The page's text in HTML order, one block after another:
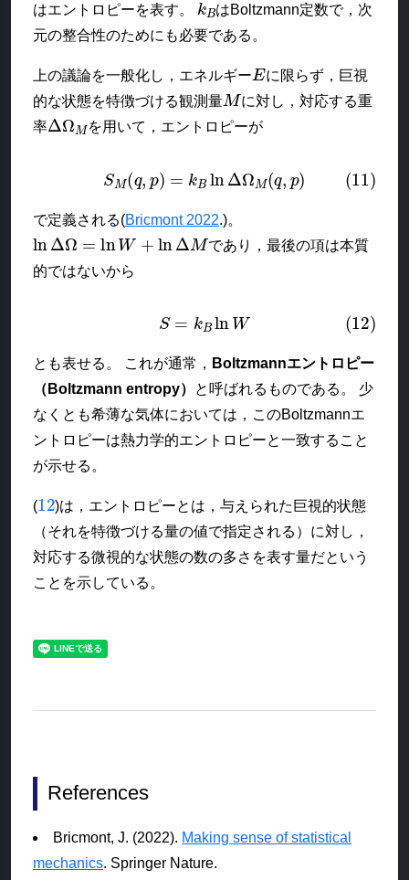
はエントロピーを表す。
はBoltzmann定数で，次
元の整合性のためにも必要である。
上の議論を一般化し，エネルギー
E
に限らず，巨視
的な状態を特徴づける観測量
M
に対し，対応する重
率
Δ ΩM
を用いて，エントロピーが
(11) SM(q )= BlnΔΩ M(q ,p
で定義される(Bricmont 2022.)。
ln ΔΩ= W +lnΔ M
であり，最後の項は本質
的ではないから
(12) = BlnW
とも表せる。 これが通常， Boltzmannエントロピー
（Boltzmann entropy）
と呼ばれるものである。 少
なくとも希薄な気体においては，このBoltzmannエ
ントロピーは熱力学的エントロピーと一致すること
が示せる。
(
12
)は，エントロピーとは，与えられた巨視的状態
（それを特徴づける量の値で指定される）に対し，
対応する微視的な状態の数の多さを表す量だという
ことを示している。
References
Bricmont, J. (2022). Making sense of statistical
mechanics. Springer Nature.